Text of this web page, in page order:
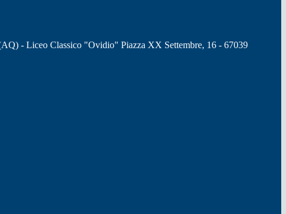
- Liceo Classico "Ovidio" Piazza XX Settembre, 16 - 67039